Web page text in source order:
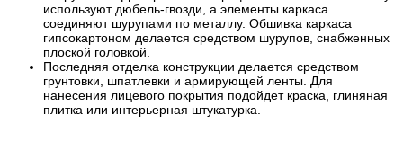
используют дюбель-гвозди, а элементы каркаса
соединяют шурупами по металлу. Обшивка каркаса
гипсокартоном делается средством шурупов, снабженных
плоской головкой.
Последняя отделка конструкции делается средством
грунтовки, шпатлевки и армирующей ленты. Для
нанесения лицевого покрытия подойдет краска, глиняная
плитка или интерьерная штукатурка.